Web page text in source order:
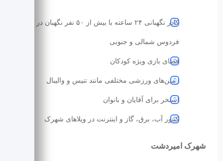
کادر نگهبانی ۲۴ ساعته با بیش از ۵۰ نفر نگهبان در
فردوس شمالی و جنوبی
فضای بازی ویژه کودکان
زمین‌های ورزشی مختلفی مانند تنیس و والیبال
استخر برای آقایان و بانوان
کنتور آب، برق، گاز و اینترنت در ویلاهای شهرک
شهرک امیردشت